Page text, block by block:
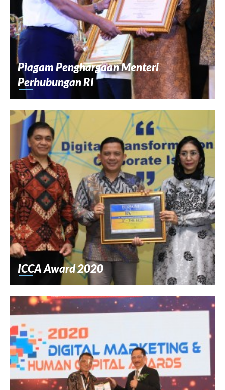
Piagam Penghargaan Menteri
Perhubungan RI
ICCA Award 2020